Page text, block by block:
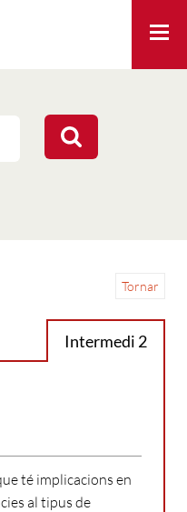
Tornar
Intermedi 2
té implicacions en
al tipus de